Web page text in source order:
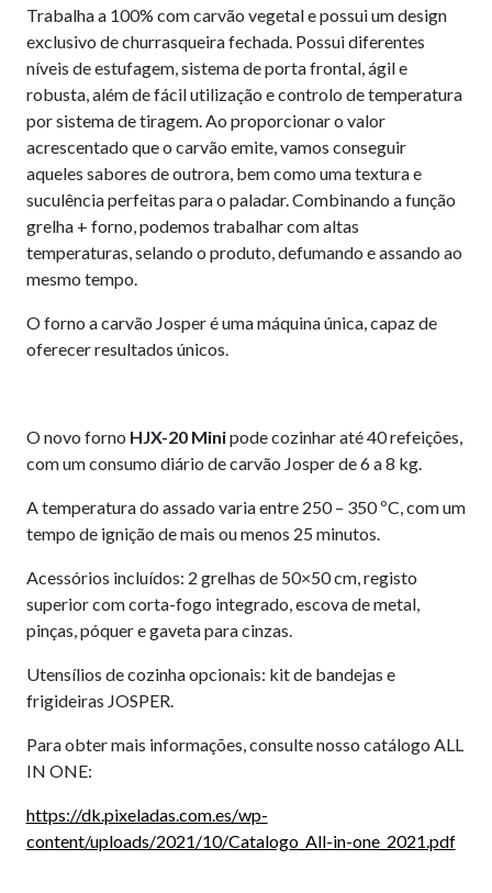
Trabalha a 100% com carvão vegetal e possui um design
exclusivo de churrasqueira fechada. Possui diferentes
níveis de estufagem, sistema de porta frontal, ágil e
robusta, além de fácil utilização e controlo de temperatura
por sistema de tiragem. Ao proporcionar o valor
acrescentado que o carvão emite, vamos conseguir
aqueles sabores de outrora, bem como uma textura e
suculência perfeitas para o paladar. Combinando a função
grelha + forno, podemos trabalhar com altas
temperaturas, selando o produto, defumando e assando ao
mesmo tempo.
O forno a carvão Josper é uma máquina única, capaz de
oferecer resultados únicos.
O novo forno HJX-20 Minipode cozinhar até 40 refeições,
com um consumo diário de carvão Josper de 6 a 8 kg.
A temperatura do assado varia entre 250 – 350 ºC, com um
tempo de ignição de mais ou menos 25 minutos.
Acessórios incluídos: 2 grelhas de 50×50 cm, registo
superior com corta-fogo integrado, escova de metal,
pinças, póquer e gaveta para cinzas.
Utensílios de cozinha opcionais: kit de bandejas e
frigideiras JOSPER.
Para obter mais informações, consulte nosso catálogo ALL
IN ONE:
https://dk.pixeladas.com.es/wp-
content/uploads/2021/10/Catalogo_All-in-one_2021.pdf